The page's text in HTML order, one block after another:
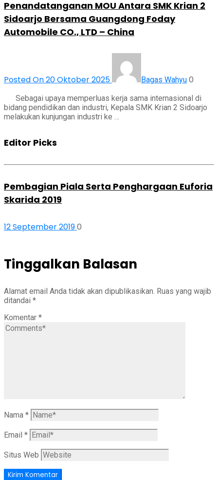
Penandatanganan MOU Antara SMK Krian 2
Sidoarjo Bersama Guangdong Foday
Automobile CO., LTD – China
Posted On 20 Oktober 2025 Bagas Wahyu 0
Sebagai upaya memperluas kerja sama internasional di
bidang pendidikan dan industri, Kepala SMK Krian 2 Sidoarjo
melakukan kunjungan industri ke …
Editor Picks
Pembagian Piala Serta Penghargaan Euforia
Skarida 2019
12 September 20190
Tinggalkan Balasan
Alamat email Anda tidak akan dipublikasikan. Ruas yang wajib
ditandai *
Komentar *
Nama *
Email *
Situs Web